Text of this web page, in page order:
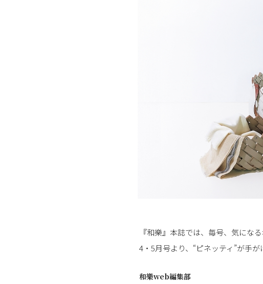
『和樂』本誌では、毎号、気にな
4・5月号より、“ピネッティ”が手
和樂web編集部